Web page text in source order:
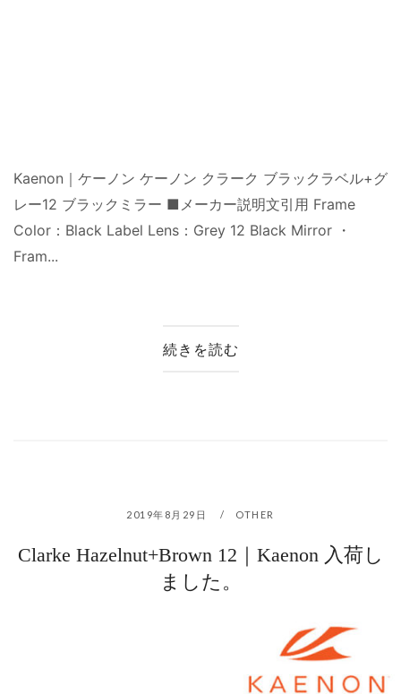
Kaenon｜ケーノン ケーノン クラーク ブラックラベル+グ
レー12 ブラックミラー ■メーカー説明文引用 Frame
Color：Black Label Lens：Grey 12 Black Mirror ・
Fram...
続きを読む
2019年8月29日 OTHER
Clarke Hazelnut+Brown 12｜Kaenon 入荷し
ました。